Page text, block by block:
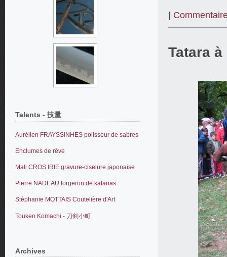
Talents - 技量
Aurélien FRAYSSINHES polisseur de sabres
Enclumes de rêve
Mali CROS IRIE gravure-ciselure japonaise
Pierre NADEAU forgeron de katanas
Stéphanie MOTTAIS Coutelière d'Art
Touken Komachi - 刀剣小町
Archives
|
Tatara